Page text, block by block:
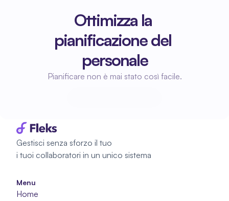
Ottimizza la
pianificazione del
personale
Pianificare non è mai stato così facile.
Gestisci senza sforzo il tuo
i tuoi collaboratori in un unico sistema
Menu
Home